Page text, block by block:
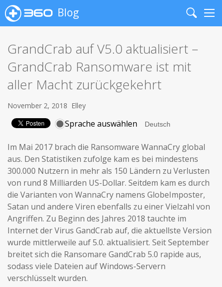
Blog
Search
GrandCrab auf V5.0 aktualisiert –
GrandCrab Ransomware ist mit
aller Macht zurückgekehrt
November 2, 2018 Elley
Sprache auswählen
Im Mai 2017 brach die Ransomware WannaCry global
aus. Den Statistiken zufolge kam es bei mindestens
300.000 Nutzern in mehr als 150 Ländern zu Verlusten
von rund 8 Milliarden US-Dollar. Seitdem kam es durch
die Varianten von WannaCry namens GlobeImposter,
Satan und andere Viren ebenfalls zu einer Vielzahl von
Angriffen. Zu Beginn des Jahres 2018 tauchte im
Internet der Virus GandCrab auf, die aktuellste Version
wurde mittlerweile auf 5.0. aktualisiert. Seit September
breitet sich die Ransomare GandCrab 5.0 rapide aus,
sodass viele Dateien auf Windows-Servern
verschlüsselt wurden.